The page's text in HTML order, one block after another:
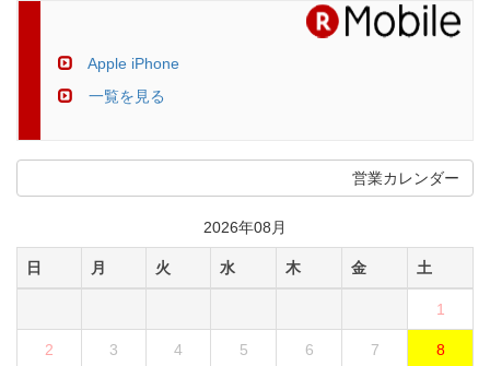
Apple iPhone
一覧を見る
営業カレンダー
2026年08月
日 月 火 水 木 金 土
1
2 3 4 5 6 7 8